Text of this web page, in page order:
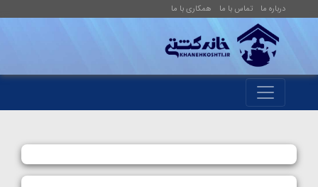
درباره ما تماس با ما همکاری با ما